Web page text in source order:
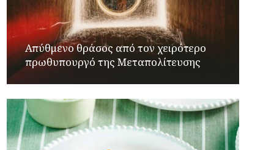
Απύθμενο θράσος από τον χειρότερο
πρωθυπουργό της Μεταπολίτευσης